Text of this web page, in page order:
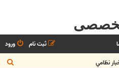
ورود
ثبت نام
نظامي
ج